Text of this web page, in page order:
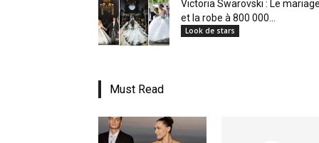
Victoria Swarovski : Le
et la robe à 800 000...
Look de stars
Must Read